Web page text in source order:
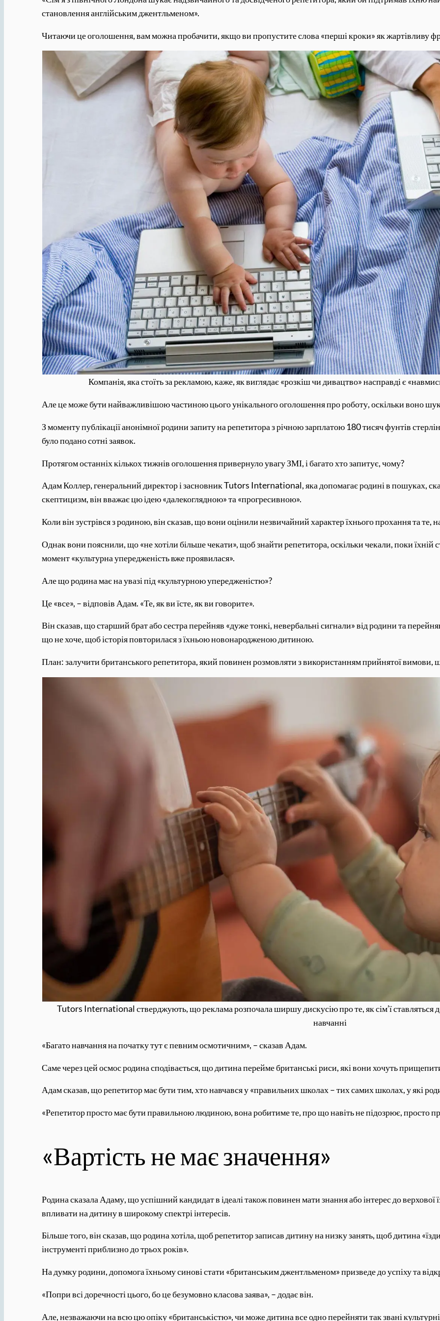
становлення англійським джентльменом».
Читаючи це оголошення, вам можна пробачити, якщо ви пропустите слова «перші кроки» як жартівливу
Компанія, яка стоїть за рекламою, каже, як виглядає «розкіш чи дивацтво» насправді є
Але це може бути найважливішою частиною цього унікального оголошення про роботу, оскільки воно
З моменту публікації анонімної родини запиту на репетитора з річною зарплатою 180 тисяч фунтів
було подано сотні заявок.
Протягом останніх кількох тижнів оголошення привернуло увагу ЗМІ, і багато хто запитує, чому?
Адам Коллер, генеральний директор і засновник Tutors International, яка допомагає родині в пошуках,
скептицизм, він вважає цю ідею «далекоглядною» та «прогресивною».
Коли він зустрівся з родиною, він сказав, що вони оцінили незвичайний характер їхнього прохання та те,
Однак вони пояснили, що «не хотіли більше чекати», щоб знайти репетитора, оскільки чекали, поки їхній
момент «культурна упередженість вже проявилася».
Але що родина має на увазі під «культурною упередженістю»?
Це «все», – відповів Адам. «Те, як ви їсте, як ви говорите».
Він сказав, що старший брат або сестра перейняв «дуже тонкі, невербальні сигнали» від родини та
що не хоче, щоб історія повторилася з їхньою новонародженою дитиною.
План: залучити британського репетитора, який повинен розмовляти з використанням прийнятої вимови,
Tutors International стверджують, що реклама розпочала ширшу дискусію про те, як сім’ї ставляться
навчанні
«Багато навчання на початку тут є певним осмотичним», – сказав Адам.
Саме через цей осмос родина сподівається, що дитина перейме британські риси, які вони хочуть
Адам сказав, що репетитор має бути тим, хто навчався у «правильних школах – тих самих школах, у які
«Репетитор просто має бути правильною людиною, вона робитиме те, про що навіть не підозрює, просто
«Вартість не має значення»
Родина сказала Адаму, що успішний кандидат в ідеалі також повинен мати знання або інтерес до
впливати на дитину в широкому спектрі інтересів.
Більше того, він сказав, що родина хотіла, щоб репетитор записав дитину на низку занять, щоб дитина
інструменті приблизно до трьох років».
На думку родини, допомога їхньому синові стати «британським джентльменом» призведе до успіху та
«Попри всі доречності цього, бо це безумовно класова заява», – додає він.
Але, незважаючи на всю цю опіку «британськістю», чи може дитина все одно перейняти так звані